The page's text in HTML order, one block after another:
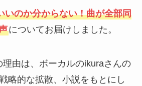
いのか分からない！曲が全部同
についてお届けしました。
由は、ボーカルのikuraさんの
略的な拡散、小説をもとにし